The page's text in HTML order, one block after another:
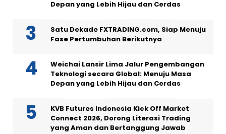
Depan yang Lebih Hijau dan Cerdas
Satu Dekade FXTRADING.com, Siap Menuju
Fase Pertumbuhan Berikutnya
Weichai Lansir Lima Jalur Pengembangan
Teknologi secara Global: Menuju Masa
Depan yang Lebih Hijau dan Cerdas
KVB Futures Indonesia Kick Off Market
Connect 2026, Dorong Literasi Trading
yang Aman dan Bertanggung Jawab